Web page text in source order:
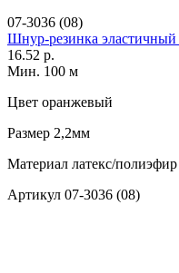
07-3036 (08)
Шнур-резинка
16.52 р.
Мин. 100 м
Цвет оранжевый
Размер 2,2мм
Материал латекс/полиэфир
Артикул 07-3036 (08)